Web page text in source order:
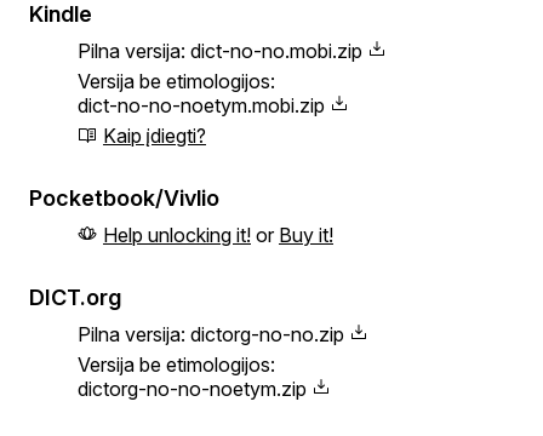
Kindle
Pilna versija: dict-no-no.mobi.zip
Versija be etimologijos:
dict-no-no-noetym.mobi.zip
Kaip įdiegti?
Pocketbook/Vivlio
Help unlocking it! or Buy it!
DICT.org
Pilna versija: dictorg-no-no.zip
Versija be etimologijos:
dictorg-no-no-noetym.zip